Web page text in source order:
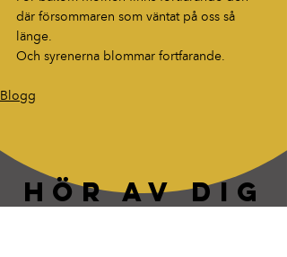
där försommaren som väntat på oss så
länge.
Och syrenerna blommar fortfarande.
Blogg
HÖR AV DIG